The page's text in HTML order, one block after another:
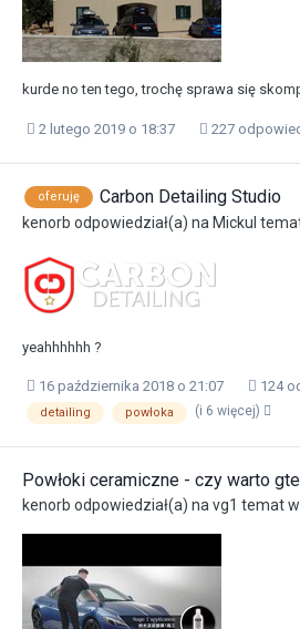
kurde no ten tego, trochę sprawa się
2 lutego 2019 o 18:37 227
oferuję Carbon Detailing Studio
kenorb odpowiedział(a) na Mickul
yeahhhhhh ?
16 października 2018 o 21:07 124
detailing powłoka (i 6 więcej)
Powłoki ceramiczne - czy warto
kenorb odpowiedział(a) na vg1 temat w